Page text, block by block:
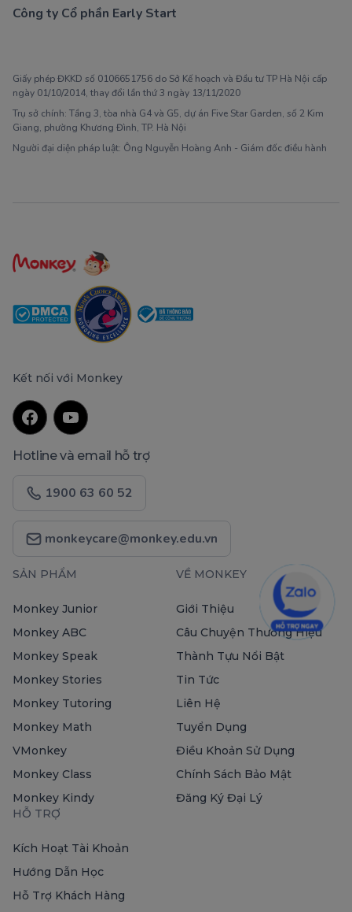
Công ty Cổ phần Early Start
Giấy phép ĐKKD số 0106651756 do Sở Kế hoạch và Đầu tư TP Hà Nội cấp
ngày 01/10/2014, thay đổi lần thứ 3 ngày 13/11/2020
Trụ sở chính: Tầng 3, tòa nhà G4 và G5, dự án Five Star Garden, số 2 Kim
Giang, phường Khương Đình, TP. Hà Nội
Người đại diện pháp luật: Ông Nguyễn Hoàng Anh - Giám đốc điều hành
Kết nối với Monkey
Hotline và email hỗ trợ
1900 63 60 52
monkeycare@monkey.edu.vn
SẢN PHẨM
Monkey Junior
Monkey ABC
Monkey Speak
Monkey Stories
Monkey Tutoring
Monkey Math
VMonkey
Monkey Class
Monkey Kindy
VỀ MONKEY
Giới Thiệu
Câu Chuyện Thương Hiệu
Thành Tựu Nổi Bật
Tin Tức
Liên Hệ
Tuyển Dụng
Điều Khoản Sử Dụng
Chính Sách Bảo Mật
Đăng Ký Đại Lý
HỖ TRỢ
Kích Hoạt Tài Khoản
Hướng Dẫn Học
Hỗ Trợ Khách Hàng